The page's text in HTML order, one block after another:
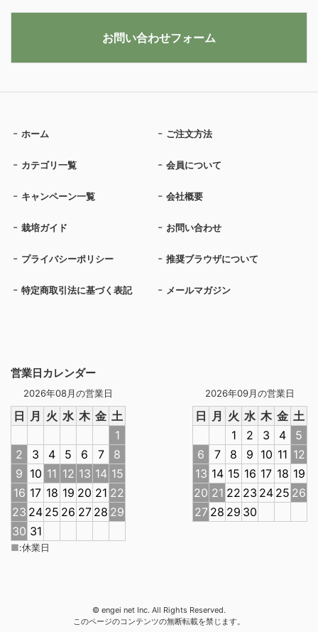
営業日カレンダー
2026年08月の営業日
日 月 火 水 木 金 土
1
2
3 4 5 6 7
8
9 10 11 12 13 14 15
16 17 18 19 20 21 22
23 24 25 26 27 28 29
30 31
2026年09月の営業日
日 月 火 水 木 金 土
1
2 3 4
5
6
7 8 9 10 11 12
13 14 15 16 17 18 19
20 21 22 23 24 25 26
27 28 29 30
■:休業日
ホーム ご注文方法
カテゴリ一覧 会員について
キャンペーン一覧 会社概要
栽培ガイド お問い合わせ
プライバシーポリシー 推奨ブラウザについて
特定商取引法に基づく表記 メールマガジン
お問い合わせフォーム
© engei net Inc. All Rights Reserved.
このページのコンテンツの無断転載を禁じます。